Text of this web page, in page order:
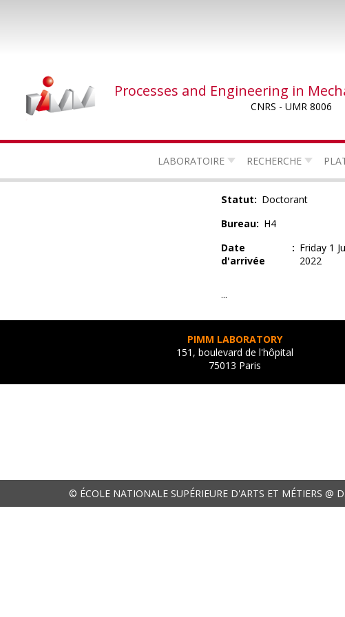
Processes and Engineering in
CNRS - UMR 8006
LABORATOIRE RECHERCHE
Statut
Doctorant
Bureau
H4
Date
d'arrivée
Friday 1
2022
...
PIMM LABORATORY
151, boulevard de l'hôpital
75013 Paris
© ÉCOLE NATIONALE SUPÉRIEURE D'ARTS ET MÉTIERS @